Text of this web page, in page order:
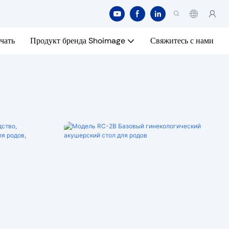
Продукт бренда Shoimage Свяжитесь с нами